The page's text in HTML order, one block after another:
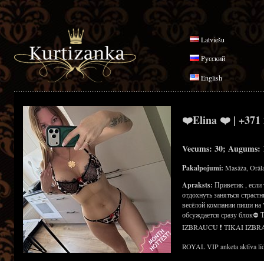
Latviešu
Русский
English
❤️Elina ❤️ | +371
Vecums: 30;
Pakalpojumi: Masāža,
Apraksts: Приветик ,
отдохнуть заняться
весёлой компании пиши
обсуждается сразу
IZBRAUCU ❗ TIKAI
ROYAL VIP anketa aktīva